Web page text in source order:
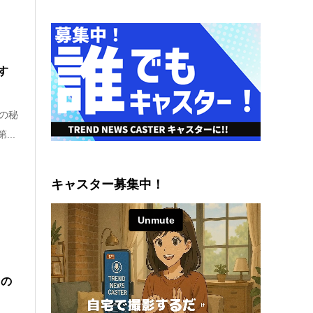
秘
...
キャスター募集中！